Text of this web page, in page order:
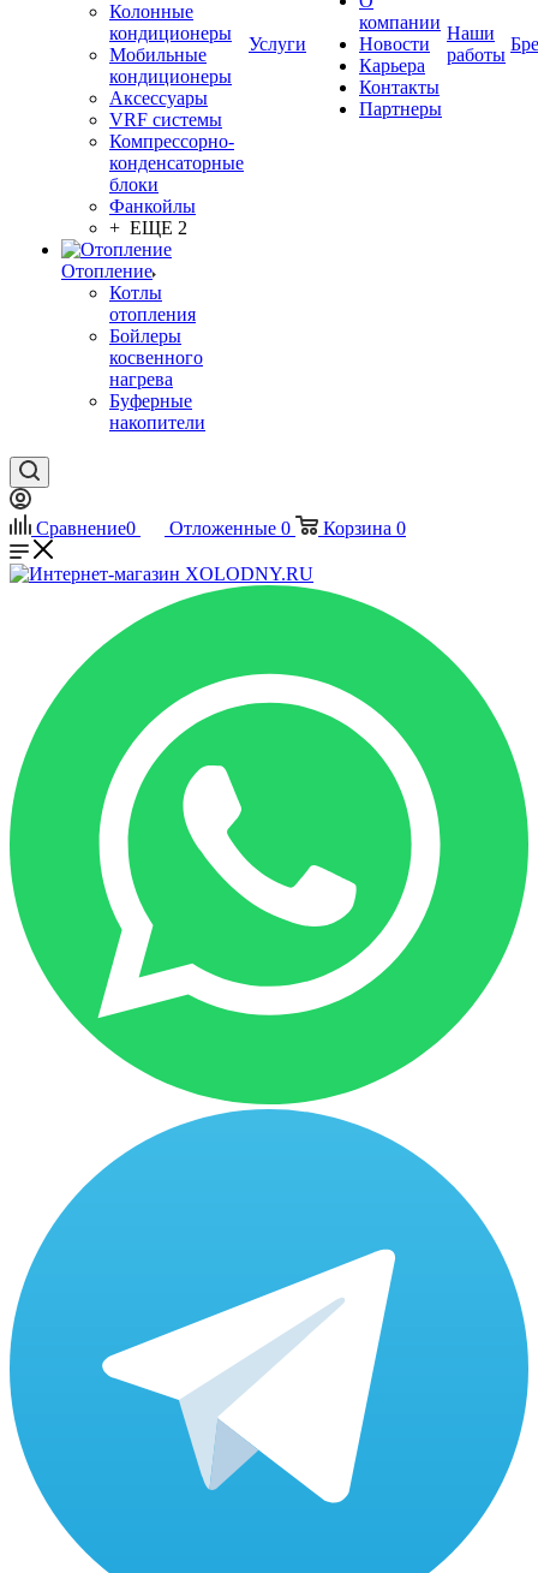
Колонные
кондиционеры
Мобильные
кондиционеры
Аксессуары
VRF системы
Компрессорно-
конденсаторные
блоки
Фанкойлы
+ ЕЩЕ 2
Отопление
Котлы
отопления
Бойлеры
косвенного
нагрева
Буферные
накопители
Услуги
компании
Новости
Карьера
Контакты
Партнеры
Наши
работы
Сравнение0 Отложенные 0 Корзина 0